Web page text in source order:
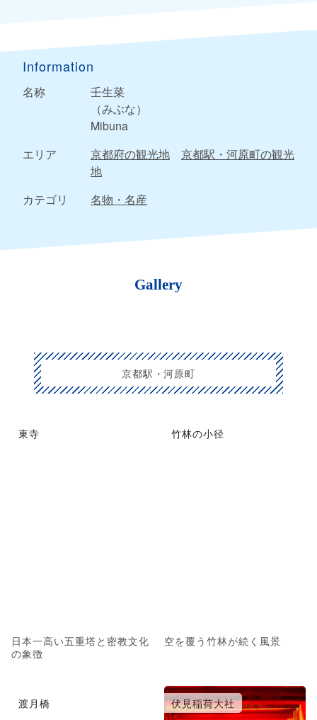
Information
名称
壬生菜
（みぶな）
Mibuna
エリア
京都府の観光地
京都駅・河原町の観光
地
カテゴリ
名物・名産
Gallery
京都駅・河原町
東寺
日本一高い五重塔と密教文化
の象徴
竹林の小径
空を覆う竹林が続く風景
渡月橋 伏見稲荷大社